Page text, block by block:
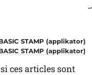
STAMP (applikator)
ces articles sont